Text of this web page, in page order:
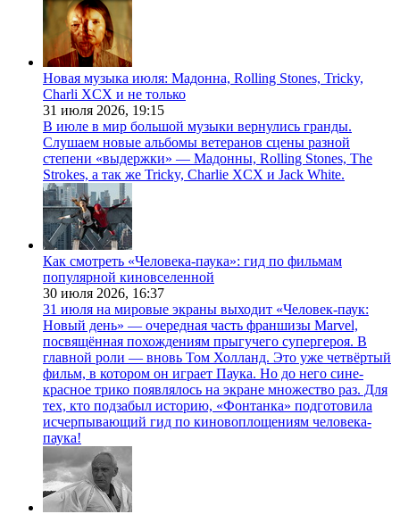
Новая музыка июля: Мадонна, Rolling Stones, Tricky,
Charli XCX и не только
31 июля 2026, 19:15
В июле в мир большой музыки вернулись гранды.
Слушаем новые альбомы ветеранов сцены разной
степени «выдержки» — Мадонны, Rolling Stones, The
Strokes, а так же Tricky, Charlie XCX и Jack White.
Как смотреть «Человека-паука»: гид по фильмам
популярной киновселенной
30 июля 2026, 16:37
31 июля на мировые экраны выходит «Человек-паук:
Новый день» — очередная часть франшизы Marvel,
посвящённая похождениям прыгучего супергероя. В
главной роли — вновь Том Холланд. Это уже четвёртый
фильм, в котором он играет Паука. Но до него сине-
красное трико появлялось на экране множество раз. Для
тех, кто подзабыл историю, «Фонтанка» подготовила
исчерпывающий гид по киновоплощениям человека-
паука!